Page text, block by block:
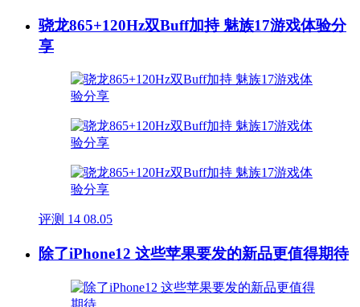
骁龙865+120Hz双Buff加持 魅族17游戏体验分
享
评测 14 08.05
除了iPhone12 这些苹果要发的新品更值得期待